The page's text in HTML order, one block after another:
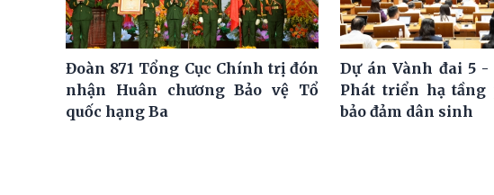
Đoàn 871 Tổng Cục Chính trị đón
nhận Huân chương Bảo vệ Tổ
quốc hạng Ba
Dự án Vành đai 5 -
Phát triển hạ tầng
bảo đảm dân sinh